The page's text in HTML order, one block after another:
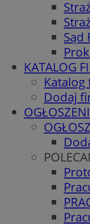
Sąd
KATALOG
Katalog
Dodaj